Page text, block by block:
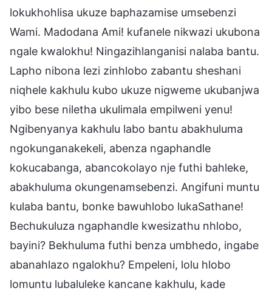
lokukhohlisa ukuze baphazamise umsebenzi
Wami. Madodana Ami! kufanele nikwazi ukubona
ngale kwalokhu! Ningazihlanganisi nalaba bantu.
Lapho nibona lezi zinhlobo zabantu sheshani
niqhele kakhulu kubo ukuze nigweme ukubanjwa
yibo bese niletha ukulimala empilweni yenu!
Ngibenyanya kakhulu labo bantu abakhuluma
ngokunganakekeli, abenza ngaphandle
kokucabanga, abancokolayo nje futhi bahleke,
abakhuluma okungenamsebenzi. Angifuni muntu
kulaba bantu, bonke bawuhlobo lukaSathane!
Bechukuluza ngaphandle kwesizathu nhlobo,
bayini? Bekhuluma futhi benza umbhedo, ingabe
abanahlazo ngalokhu? Empeleni, lolu hlobo
lomuntu lubaluleke kancane kakhulu, kade